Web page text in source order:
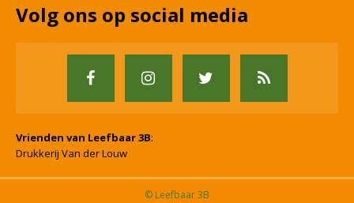
Volg ons op social media
Vrienden van Leefbaar 3B:
Drukkerij Van der Louw
© Leefbaar 3B